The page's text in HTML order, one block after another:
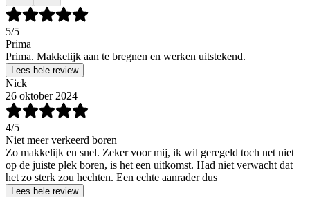
5/5
Prima
Prima. Makkelijk aan te bregnen en werken uitstekend.
Lees hele review
Nick
26 oktober 2024
4/5
Niet meer verkeerd boren
Zo makkelijk en snel. Zeker voor mij, ik wil geregeld toch net niet
op de juiste plek boren, is het een uitkomst. Had niet verwacht dat
het zo sterk zou hechten. Een echte aanrader dus
Lees hele review